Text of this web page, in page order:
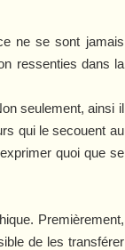
ne se sont jamais
ressenties dans la
seulement, ainsi il
qui le secouent au
quoi que se
Premièrement,
de les transférer